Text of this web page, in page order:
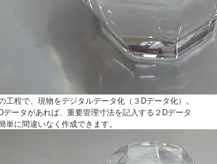
工程で、現物をデジタルデータ化（３Dデータ化）。
データがあれば、重要管理寸法を記入する２Dデータ
単に間違いなく作成できます。